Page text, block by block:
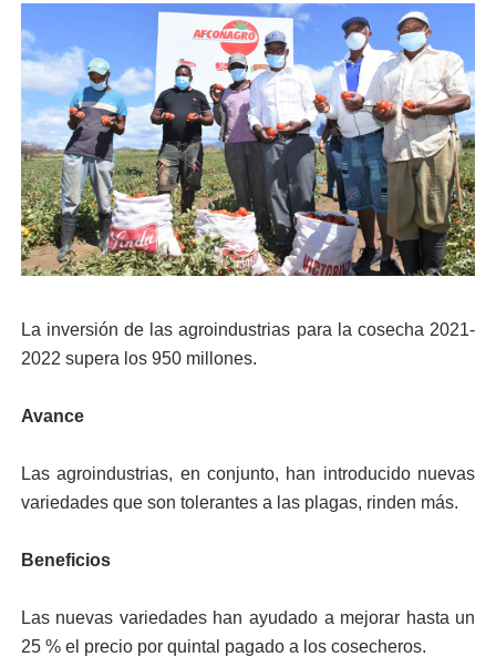
La inversión de las agroindustrias para la cosecha 2021-
2022 supera los 950 millones.
Avance
Las agroindustrias, en conjunto, han introducido nuevas
variedades que son tolerantes a las plagas, rinden más.
Beneficios
Las nuevas variedades han ayudado a mejorar hasta un
25 % el precio por quintal pagado a los cosecheros.